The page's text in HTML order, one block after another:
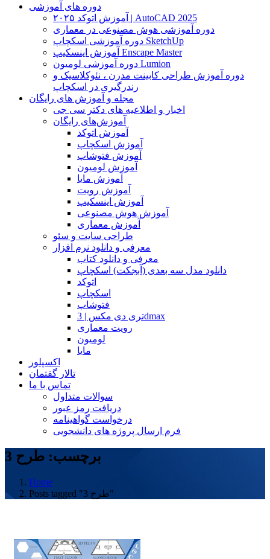
دوره های آموزشی
آموزش اتوکد ۲۰۲۵ | AutoCAD 2025
دوره آموزشی هوش مصنوعی در معماری
دوره آموزشی اسکچاپ SketchUp
آموزش اینسکیپ Enscape Master
دوره آموزشی لومیون Lumion
دوره آموزش طراحی کابینت مدرن ، نئوکلاسیک و
رندرگیری در اسکچاپ
مجله و آموزش های رایگان
اخبار و اطلاعیه های دکتر سی جی
آموزش‌های رایگان
آموزش اتوکد
آموزش اسکچاپ
آموزش فتوشاپ
آموزش لومیون
آموزش مایا
آموزش رویت
آموزش اینسکیپ
آموزش هوش مصنوعی
آموزش معماری
طراحی سایت و سئو
معرفی و دانلود نرم افزار
معرفی و دانلود کتاب
دانلود مدل سه بعدی (آبجکت) اسکچاپ
اتوکد
اسکچاپ
فتوشاپ
تری دی مکس | 3dmax
رویت معماری
لومیون
مایا
اکسپلور
تالار گفتمان
تماس با ما
سوالات متداول
دریافت رمز عبور
درخواست گواهینامه
فرم ارسال پروژه های دانشجویی
برچسب: طرح 3
Home
Posts tagged "طرح 3"